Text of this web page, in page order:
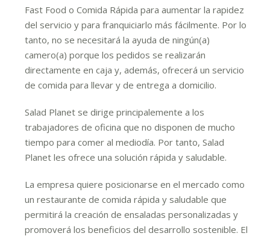
Fast Food o Comida Rápida para aumentar la rapidez
del servicio y para franquiciarlo más fácilmente. Por lo
tanto, no se necesitará la ayuda de ningún(a)
camero(a) porque los pedidos se realizarán
directamente en caja y, además, ofrecerá un servicio
de comida para llevar y de entrega a domicilio.
Salad Planet se dirige principalemente a los
trabajadores de oficina que no disponen de mucho
tiempo para comer al mediodía. Por tanto, Salad
Planet les ofrece una solución rápida y saludable.
La empresa quiere posicionarse en el mercado como
un restaurante de comida rápida y saludable que
permitirá la creación de ensaladas personalizadas y
promoverá los beneficios del desarrollo sostenible. El